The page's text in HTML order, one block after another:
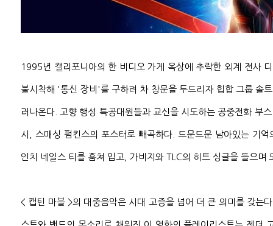
1995년 캘리포니아의 한 비디오 가게 옥상에 추락한 외계 전사
불시착해 '통신 장비'를 구하려 차 창문을 두드리자 힙합 그룹
러나온다. 고향 행성 특공대원들과 교신을 시도하는 공중전화 부
시, 스매싱 펌킨스의 포스터로 빼곡하다. 드문드문 남아있는 기
인치 네일스 티를 훔쳐 입고, 가비지와 TLC의 히트 싱글을 들으며
< 캡틴 마블 >의 대중음악은 시대 고증을 넘어 더 큰 의미를 갖는